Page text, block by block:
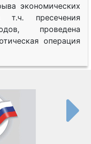
экономических
т.ч. пресечения
проведена
операция